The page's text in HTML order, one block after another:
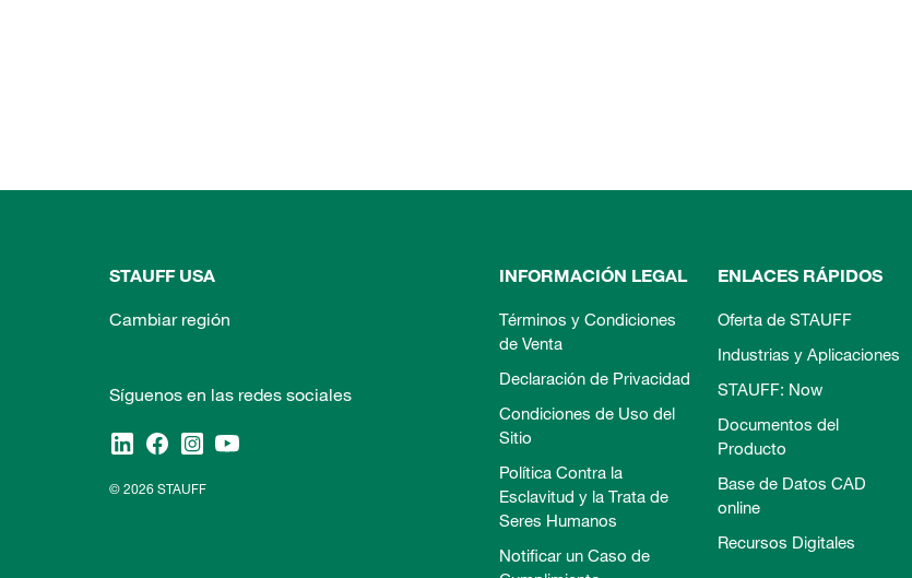
STAUFF USA
Cambiar región
Síguenos en las redes sociales
© 2026 STAUFF
INFORMACIÓN LEGAL
Términos y Condiciones
de Venta
Declaración de Privacidad
Condiciones de Uso del
Sitio
Política Contra la
Esclavitud y la Trata de
Seres Humanos
Notificar un Caso de
ENLACES RÁPIDOS
Oferta de STAUFF
Industrias y Aplicaciones
STAUFF: Now
Documentos del
Producto
Base de Datos CAD
online
Recursos Digitales